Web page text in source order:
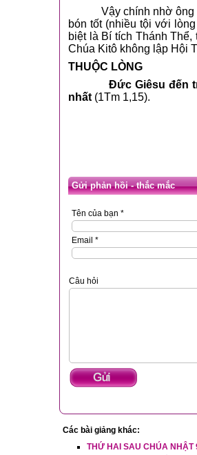
Vậy chính nhờ ông
bón tốt (nhiều tội với
biệt là Bí tích Thánh
Chúa Kitô không lập Hội
THUỘC LÒNG
Đức Giêsu đến
nhất (1Tm 1,15).
Gửi phản hồi - thắc mắc
Tên của bạn *
Email *
Câu hỏi
Các bài giảng khác:
THỨ HAI SAU CHÚA NHẬT